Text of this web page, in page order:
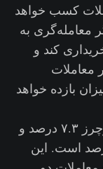
کسب خواهد
معامله‌گری به
کند و
معاملات
بازده خواهد
در حال حاضر بازده معاملات دائمی فیوچرز ۷.۳ درصد و
تقویمی سه ماهه ۳.۳ درصد است. این